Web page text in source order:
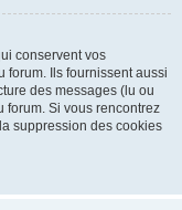
conservent vos
forum. Ils fournissent aussi
des messages (lu ou
forum. Si vous rencontrez
suppression des cookies